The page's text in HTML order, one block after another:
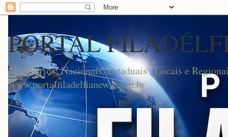
PORTAL
Noticiários: Nacionais, Estaduais , Locais e
www.portalfiladelfianews.com.br